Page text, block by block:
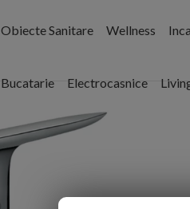
Obiecte Sanitare Wellness
Bucatarie Electrocasnice